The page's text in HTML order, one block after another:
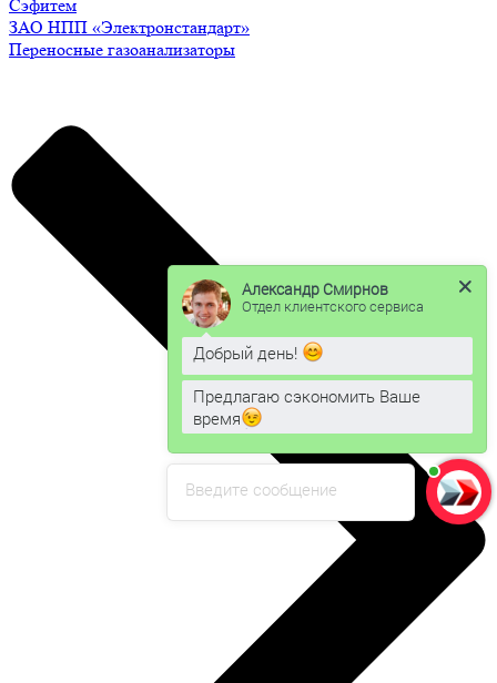
Сэфитем
ЗАО НПП «Электронстандарт»
Переносные газоанализаторы
Введите сообщение
Александр Смирнов
Отдел клиентского сервиса
Добрый день!
Предлагаю сэкономить Ваше
время